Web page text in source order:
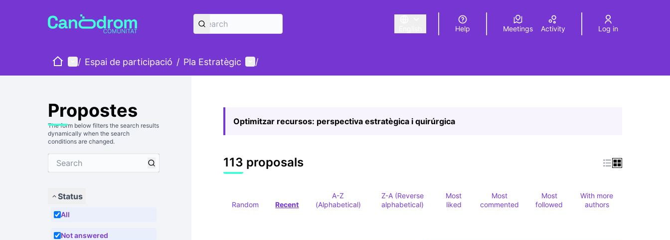
Triar la llengua Elegir el idiomaChoose language
Help Meetings Activity Log in
HomeMain menu
/ Espai de participació / Pla Estratègic User menu
/
Propostes
The form below filters the search results
dynamically when the search
conditions are changed.
Status
All
Not answered
Optimitzar recursos: perspectiva estratègica i quirúrgica
113 proposals
Random Recent
A-Z
(Alphabetical)
Z-A (Reverse
alphabetical)
Most
liked
Most
commented
Most
followed
With more
authors